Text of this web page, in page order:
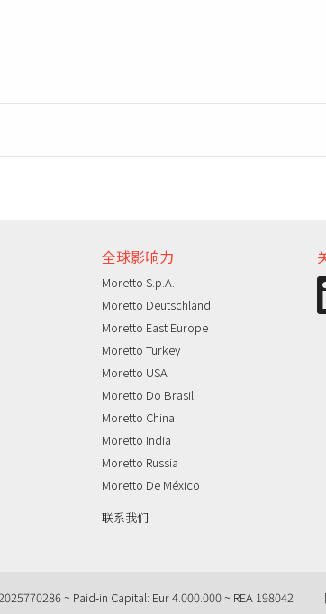
全球影响力
Moretto S.p.A.
Moretto Deutschland
Moretto East Europe
Moretto Turkey
Moretto USA
Moretto Do Brasil
Moretto China
Moretto India
Moretto Russia
Moretto De México
联系我们
~ Paid-in Capital: Eur 4.000.000 ~ REA 198042